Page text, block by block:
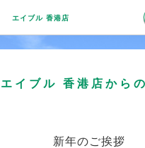
エイブル 香港店
エイブル 香港店から
新年のご挨拶